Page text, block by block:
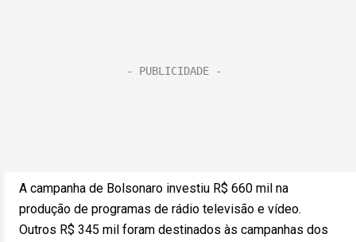
A campanha de Bolsonaro investiu R$ 660 mil na
produção de programas de rádio televisão e vídeo.
Outros R$ 345 mil foram destinados às campanhas dos